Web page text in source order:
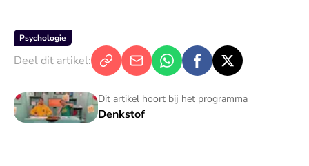
Psychologie
Deel dit artikel:
Dit artikel hoort bij het programma
Denkstof
Denkstof